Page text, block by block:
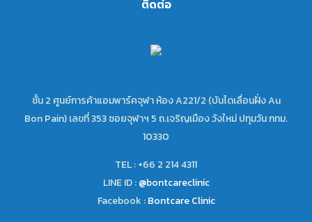
ติดต่อ
ชั้น 2 ศูนย์การค้าแอมพาร์คจุฬา ห้อง A221/2 (บันไดเลื่อนฝั่ง Au
Bon Pain) เลขที่ 353 ซอยจุฬาฯ 5 ถ.เจริญเมือง วังใหม่ ปทุมวัน กทม.
10330
TEL : +66 2 214 4311
LINE ID :@bontcareclinic
Facebook :Bontcare Clinic